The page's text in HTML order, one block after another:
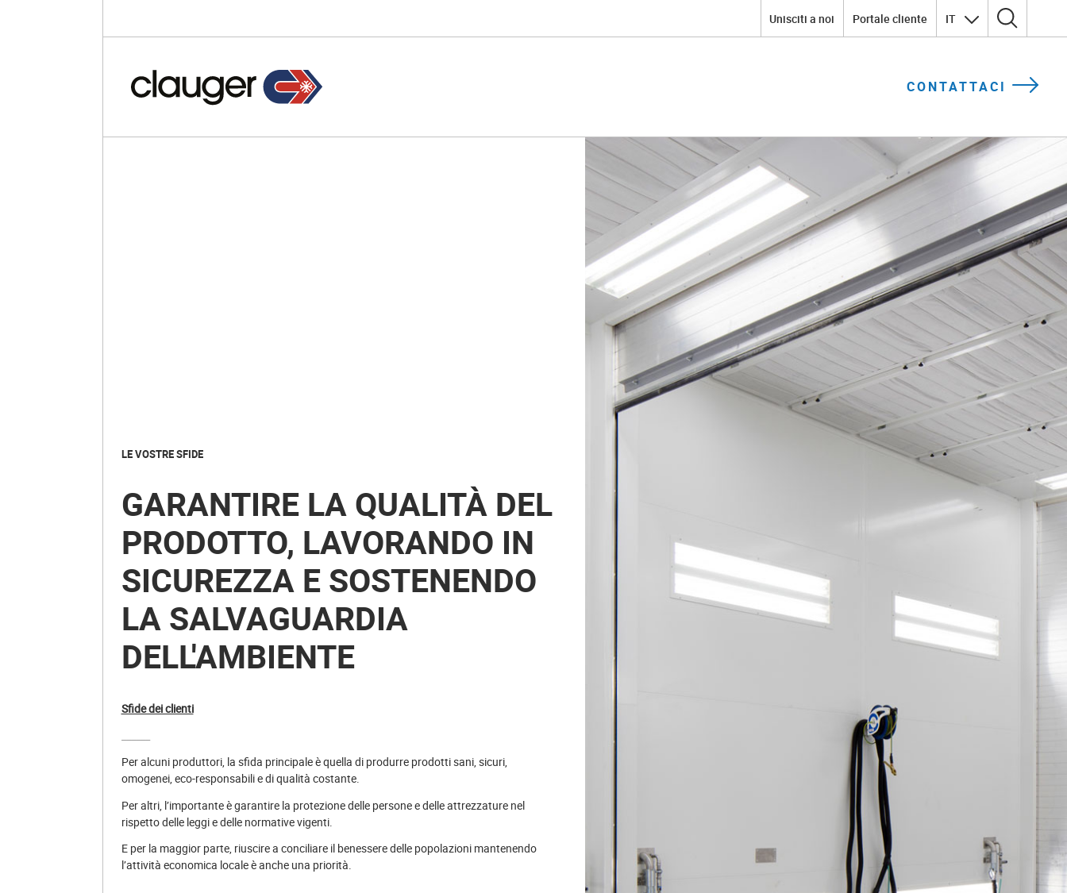
Unisciti a noi Portale cliente IT Ricerca per:
CONTATTACI
LE VOSTRE SFIDE
GARANTIRE LA QUALITÀ DEL
PRODOTTO, LAVORANDO IN
SICUREZZA E SOSTENENDO
LA SALVAGUARDIA
DELL'AMBIENTE
Sfide dei clienti
Per alcuni produttori, la sfida principale è quella di produrre prodotti sani, sicuri,
omogenei, eco-responsabili e di qualità costante.
Per altri, l’importante è garantire la protezione delle persone e delle attrezzature nel
rispetto delle leggi e delle normative vigenti.
E per la maggior parte, riuscire a conciliare il benessere delle popolazioni mantenendo
l’attività economica locale è anche una priorità.